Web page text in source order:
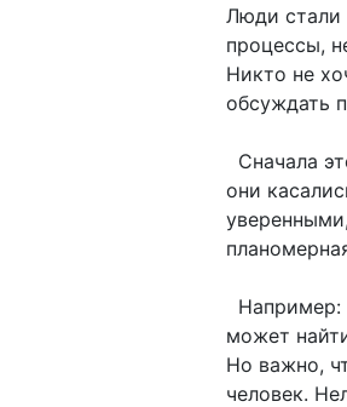
Люди стали
процессы,
Никто не
обсуждать
Сначала
они
Например:
может
Но важно,
человек.